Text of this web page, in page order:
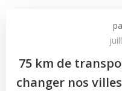
75 km de
changer nos